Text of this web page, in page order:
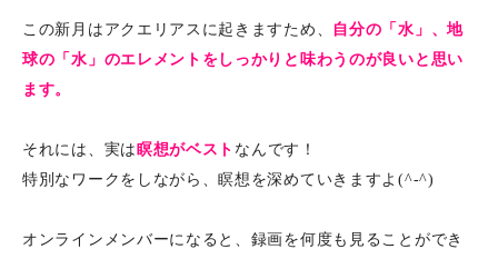
この新月はアクエリアスに起きますため、
自分の「水」、地
球の「水」のエレメントをしっかりと味わうのが良いと思い
ます。
それには、実は 瞑想がベスト なんです！
特別なワークをしながら、瞑想を深めていきますよ(^-^)
オンラインメンバーになると、録画を何度も見ることができ